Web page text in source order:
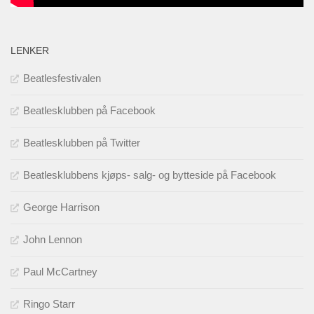
LENKER
Beatlesfestivalen
Beatlesklubben på Facebook
Beatlesklubben på Twitter
Beatlesklubbens kjøps- salg- og bytteside på Facebook
George Harrison
John Lennon
Paul McCartney
Ringo Starr